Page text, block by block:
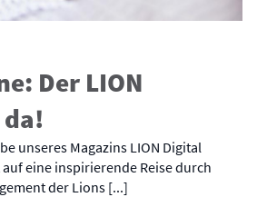
Der LION
unseres Magazins LION Digital
eine inspirierende Reise durch
der Lions [...]